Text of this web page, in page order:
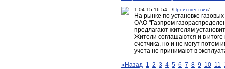
1.04.15 16:54 /Происшествия/
На рынке по установке
ОАО "Газпром
предлагают жителям
Жители соглашаются и в итоге
счетчика, но и не могут потом
учета не принимают в
«Назад 1 2 3 4 5 6 7 8 9 10 11